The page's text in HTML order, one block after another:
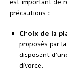
est important de
précautions :
Choix de la
proposés par
disposent
divorce.